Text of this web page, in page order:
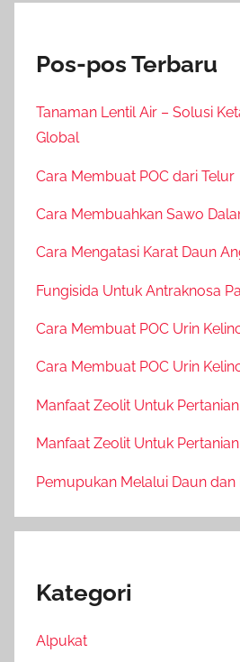
Pos-pos Terbaru
Tanaman Lentil Air – Solusi
Global
Cara Membuat POC dari Telur
Cara Membuahkan Sawo
Cara Mengatasi Karat Daun
Fungisida Untuk Antraknosa
Cara Membuat POC Urin
Cara Membuat POC Urin
Manfaat Zeolit Untuk Pertanian
Manfaat Zeolit Untuk Pertanian
Pemupukan Melalui Daun dan
Kategori
Alpukat